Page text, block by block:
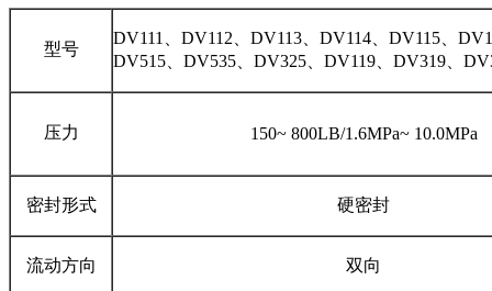
型号
DV111、DV112、DV113、DV114、DV115、
DV515、DV535、DV325、DV119、DV319、
压力 150~ 800LB/1.6MPa~ 10.0MPa
密封形式 硬密封
流动方向 双向